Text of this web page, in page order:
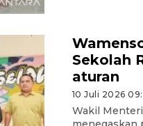
Sekolah
aturan
10 Juli 2026
Wakil